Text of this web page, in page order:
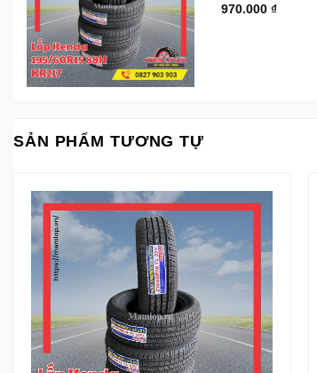
970.000 ₫
SẢN PHẨM TƯƠNG TỰ